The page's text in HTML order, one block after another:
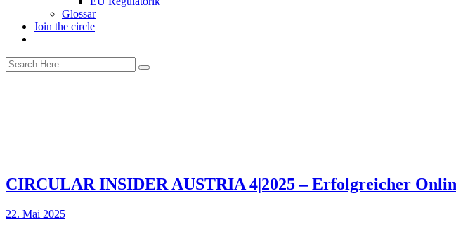
Glossar
Join the circle
CIRCULAR INSIDER AUSTRIA 4|2025 – Erfolgreicher
22. Mai 2025